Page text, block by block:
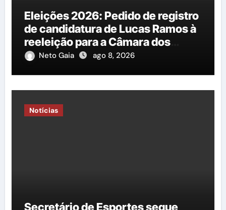
Eleições 2026: Pedido de registro
de candidatura de Lucas Ramos à
reeleição para a Câmara dos
Deputados é protocolado na
Neto Gaia ago 8, 2026
Notícias
Secretário de Esportes segue